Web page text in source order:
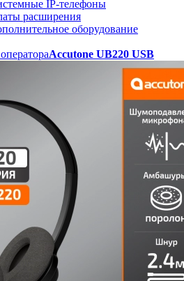
IP-телефоны
расширения
оборудование
Accutone UB220 USB